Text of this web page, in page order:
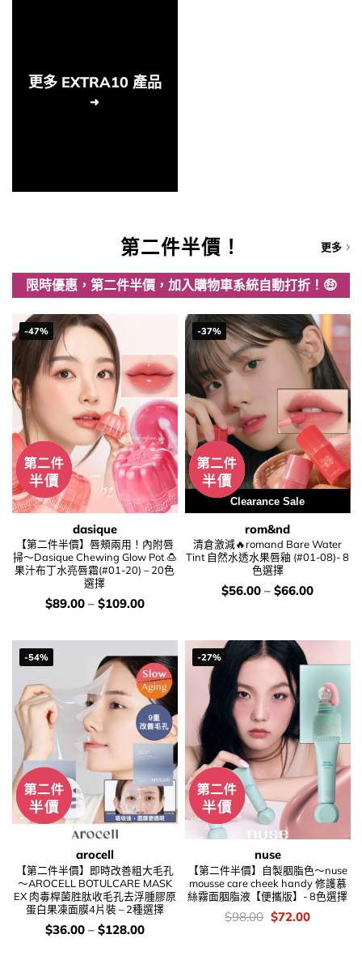
更多 EXTRA10 產品
第二件半價！ 更多
限時優惠，第二件半價，加入購物車系統自動打折！🤑
-47%
dasique
【第二件半價】唇頰兩用！內附唇
掃～Dasique Chewing Glow Pot 🍮
果汁布丁水亮唇霜(#01-20) – 20色
選擇
價
$89.00– $109.00
-37%
Clearance Sale
rom&nd
清倉激減🔥romand Bare Water
Tint 自然水透水果唇釉 (#01-08)- 8
色選擇
價
$56.00 – $66.00
-54%
arocell
【第二件半價】即時改善粗大毛孔
～AROCELL BOTULCARE MASK
EX 肉毒桿菌胜肽收毛孔去浮腫膠原
蛋白果凍面膜4片裝 – 2種選擇
價
錢：
$36.00– $128.00
-27%
nuse
【第二件半價】自製胭脂色～nuse
mousse care cheek handy 修護慕
絲霧面胭脂液【便攜版】- 8色選擇
價
錢：
$98.00 Original
price
$72.00Current